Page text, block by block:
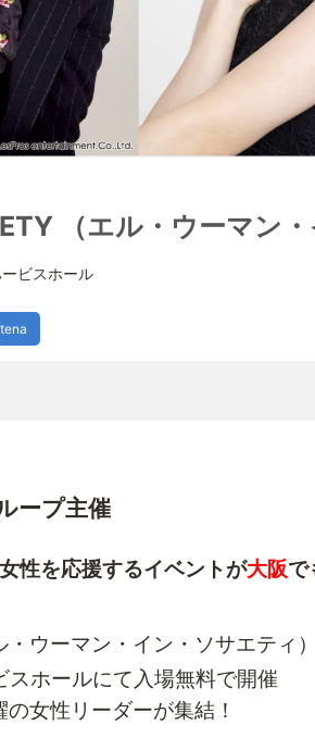
（エル・ウーマン
ビスホール
ープ主催
性を応援するイベントが大阪で
・ウーマン・イン・ソサエティ）
ホールにて入場無料で開催
女性リーダーが集結！